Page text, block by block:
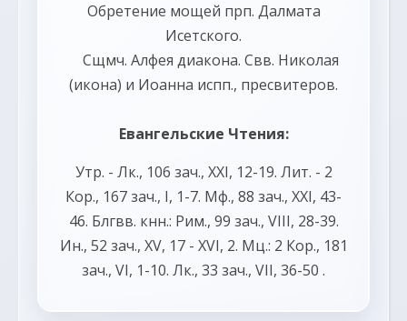
Обретение мощей прп. Далмата
Исетского.
Сщмч. Алфея диакона. Свв. Николая
(икона) и Иоанна испп., пресвитеров.
Евангельские Чтения:
Утр. - Лк., 106 зач., XXI, 12-19. Лит. - 2
Кор., 167 зач., I, 1-7. Мф., 88 зач., XXI, 43-
46. Блгвв. кнн.: Рим., 99 зач., VIII, 28-39.
Ин., 52 зач., XV, 17 - XVI, 2. Мц.: 2 Кор., 181
зач., VI, 1-10. Лк., 33 зач., VII, 36-50 .